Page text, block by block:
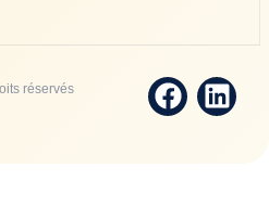
réservés